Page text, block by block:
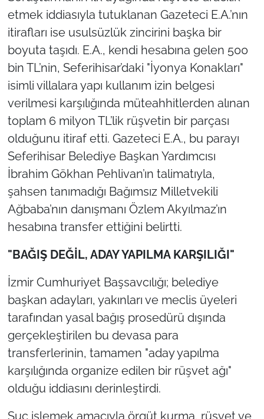
etmek iddiasıyla tutuklanan Gazeteci E.A.’nın
itirafları ise usulsüzlük zincirini başka bir
boyuta taşıdı. E.A., kendi hesabına gelen 500
bin TL’nin, Seferihisar’daki "İyonya Konakları"
isimli villalara yapı kullanım izin belgesi
verilmesi karşılığında müteahhitlerden alınan
toplam 6 milyon TL’lik rüşvetin bir parçası
olduğunu itiraf etti. Gazeteci E.A., bu parayı
Seferihisar Belediye Başkan Yardımcısı
İbrahim Gökhan Pehlivan’ın talimatıyla,
şahsen tanımadığı Bağımsız Milletvekili
Ağbaba’nın danışmanı Özlem Akyılmaz’ın
hesabına transfer ettiğini belirtti.
"BAĞIŞ DEĞİL, ADAY YAPILMA KARŞILIĞI"
İzmir Cumhuriyet Başsavcılığı; belediye
başkan adayları, yakınları ve meclis üyeleri
tarafından yasal bağış prosedürü dışında
gerçekleştirilen bu devasa para
transferlerinin, tamamen "aday yapılma
karşılığında organize edilen bir rüşvet ağı"
olduğu iddiasını derinleştirdi.
Suç işlemek amacıyla örgüt kurma, rüşvet ve